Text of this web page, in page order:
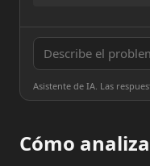
Asistente de IA. Las
Cómo